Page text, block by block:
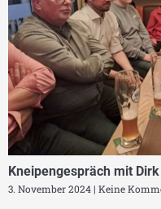
Kneipengespräch mit
3. November 2024 Keine